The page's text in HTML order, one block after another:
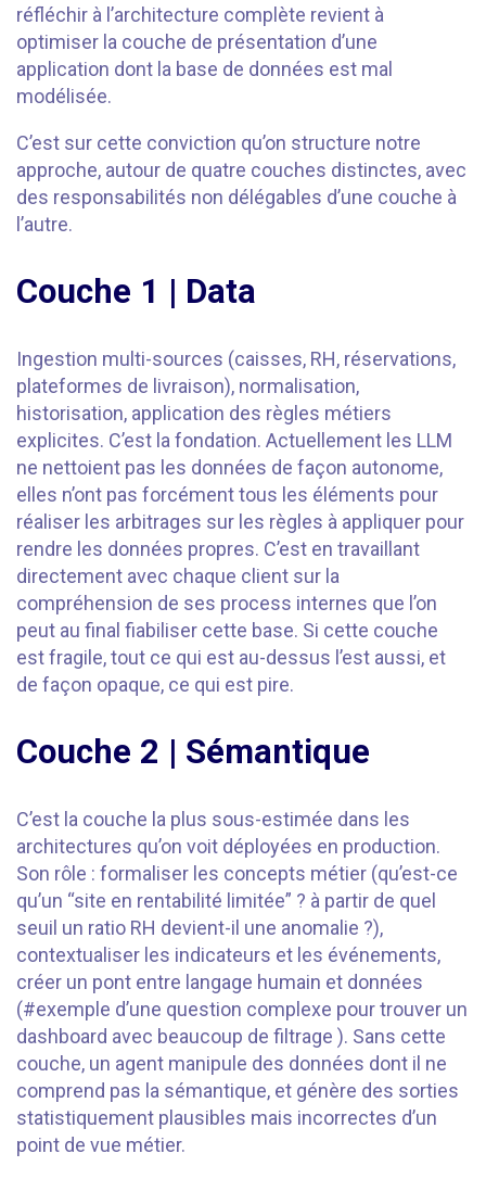
réfléchir à l’architecture complète revient à
optimiser la couche de présentation d’une
application dont la base de données est mal
modélisée.
C’est sur cette conviction qu’on structure notre
approche, autour de quatre couches distinctes, avec
des responsabilités non délégables d’une couche à
l’autre.
Couche 1 | Data
Ingestion multi-sources (caisses, RH, réservations,
plateformes de livraison), normalisation,
historisation, application des règles métiers
explicites. C’est la fondation. Actuellement les LLM
ne nettoient pas les données de façon autonome,
elles n’ont pas forcément tous les éléments pour
réaliser les arbitrages sur les règles à appliquer pour
rendre les données propres. C’est en travaillant
directement avec chaque client sur la
compréhension de ses process internes que l’on
peut au final fiabiliser cette base. Si cette couche
est fragile, tout ce qui est au-dessus l’est aussi, et
de façon opaque, ce qui est pire.
Couche 2 | Sémantique
C’est la couche la plus sous-estimée dans les
architectures qu’on voit déployées en production.
Son rôle : formaliser les concepts métier (qu’est-ce
qu’un “site en rentabilité limitée” ? à partir de quel
seuil un ratio RH devient-il une anomalie ?),
contextualiser les indicateurs et les événements,
créer un pont entre langage humain et données
(#exemple d’une question complexe pour trouver un
dashboard avec beaucoup de filtrage ). Sans cette
couche, un agent manipule des données dont il ne
comprend pas la sémantique, et génère des sorties
statistiquement plausibles mais incorrectes d’un
point de vue métier.